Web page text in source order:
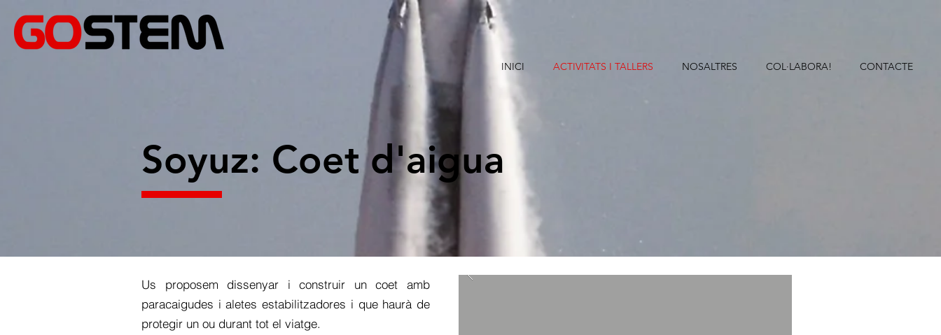
INICI ACTIVITATS I TALLERS NOSALTRES COL·LABORA! CONTACTE
Soyuz: Coet d'aigua
Us proposem dissenyar i construir un coet amb
paracaigudes i aletes estabilitzadores i que haurà de
protegir un ou durant tot el viatge.